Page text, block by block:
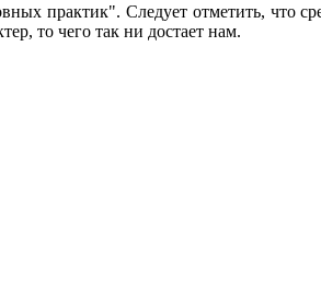
практик". Следует отметить, что
то чего так ни достает нам.